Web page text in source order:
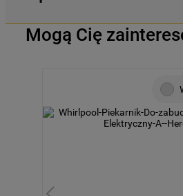
Mogą Cię